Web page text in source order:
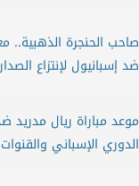
صاحب الحنجرة الذهبية..
ضد إسبانيول لإنتزاع
موعد مباراة ريال مدريد
الدوري الإسباني والقنوات